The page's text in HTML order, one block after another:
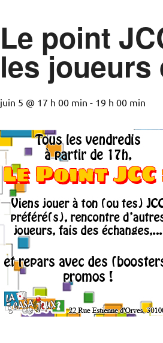
Le point
les joueurs
juin 5 @ 17 h 00 min - 19 h 00 min